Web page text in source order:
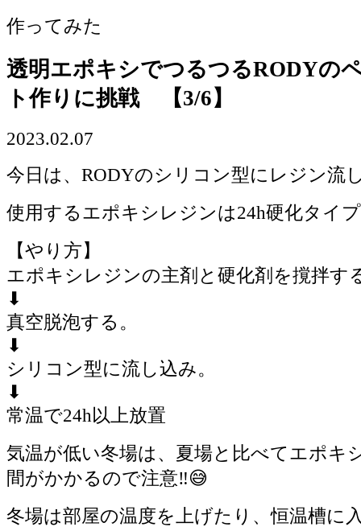
作ってみた
透明エポキシでつるつるRODYの
ト作りに挑戦 【3/6】
2023.02.07
今日は、RODYのシリコン型にレジン流
使用するエポキシレジンは24h硬化タイ
【やり方】
エポキシレジンの主剤と硬化剤を撹拌す
⬇︎
真空脱泡する。
⬇︎
シリコン型に流し込み。
⬇︎
常温で24h以上放置
気温が低い冬場は、夏場と比べてエポキ
間がかかるので注意‼️😅
冬場は部屋の温度を上げたり、恒温槽に